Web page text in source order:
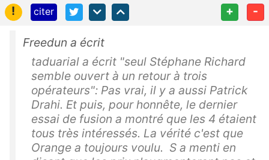
!
citer + -
Freedun a écrit
taduarial a écrit "seul Stéphane Richard
semble ouvert à un retour à trois
opérateurs": Pas vrai, il y a aussi Patrick
Drahi. Et puis, pour honnête, le dernier
essai de fusion a montré que les 4 étaient
tous très intéressés. La vérité c'est que
Orange a toujours voulu. S a menti en